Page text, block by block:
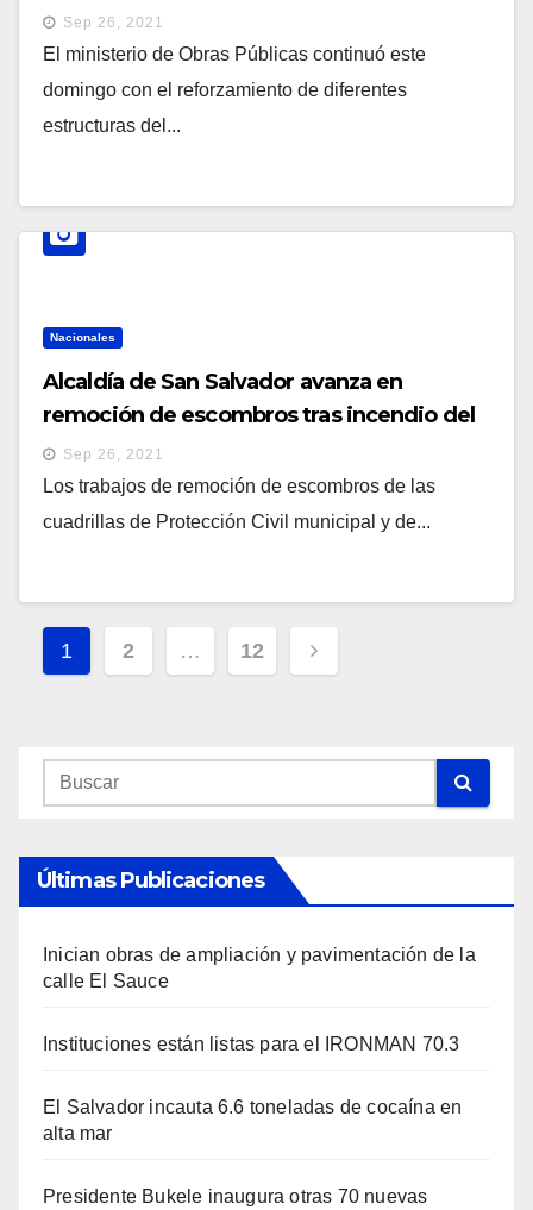
Sep 26, 2021
El ministerio de Obras Públicas continuó este
domingo con el reforzamiento de diferentes
estructuras del...
Nacionales
Alcaldía de San Salvador avanza en
remoción de escombros tras incendio del
mercado San Miguelito
Sep 26, 2021
Los trabajos de remoción de escombros de las
cuadrillas de Protección Civil municipal y de...
Navegación
De
1 2 … 12
Últimas Publicaciones
Inician obras de ampliación y pavimentación de la
calle El Sauce
Instituciones están listas para el IRONMAN 70.3
El Salvador incauta 6.6 toneladas de cocaína en
alta mar
Presidente Bukele inaugura otras 70 nuevas